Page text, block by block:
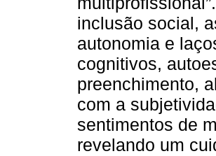
inclusão social,
autonomia e
cognitivos,
preenchimento,
com a
sentimentos de
revelando um